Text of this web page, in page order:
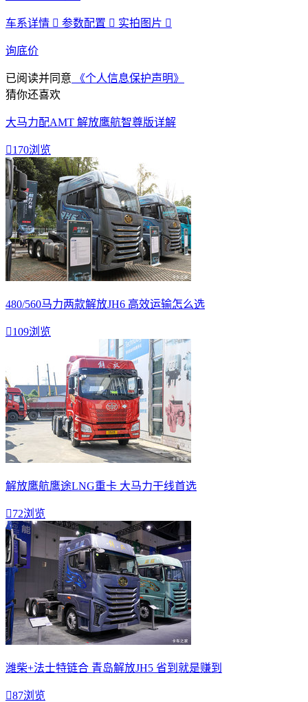
车系详情  参数配置  实拍图片 
询底价
已阅读并同意 《个人信息保护声明》
猜你还喜欢
大马力配AMT 解放鹰航智尊版详解
170浏览
480/560马力两款解放JH6 高效运输怎么选
109浏览
解放鹰航鹰途LNG重卡 大马力干线首选
72浏览
潍柴+法士特链合 青岛解放JH5 省到就是赚到
87浏览